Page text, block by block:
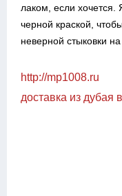
лаком, если
черной краской,
неверной стыковки
http://mp1008.ru
доставка из дубая